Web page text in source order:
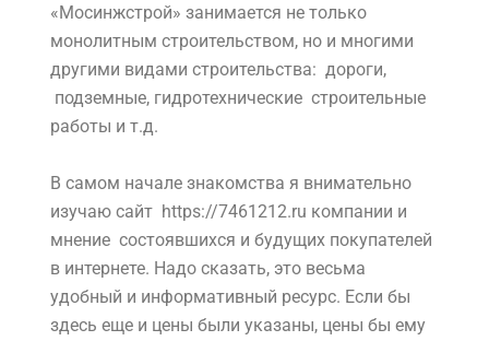
«Мосинжстрой» занимается не только
монолитным строительством, но и многими
другими видами строительства: дороги,
подземные, гидротехнические строительные
работы и т.д.
В самом начале знакомства я внимательно
изучаю сайт https://7461212.ru компании и
мнение состоявшихся и будущих покупателей
в интернете. Надо сказать, это весьма
удобный и информативный ресурс. Если бы
здесь еще и цены были указаны, цены бы ему